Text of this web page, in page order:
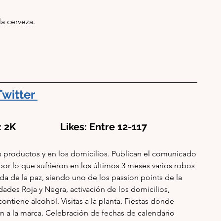
cerveza.
Likes: Entre 12-117
y en los domicilios. Publican el comunicado
lo que sufrieron en los últimos 3 meses varios robos
de la paz, siendo uno de los passion points de la
Roja y Negra, activación de los domicilios,
alcohol. Visitas a la planta. Fiestas donde
a la marca. Celebración de fechas de calendario